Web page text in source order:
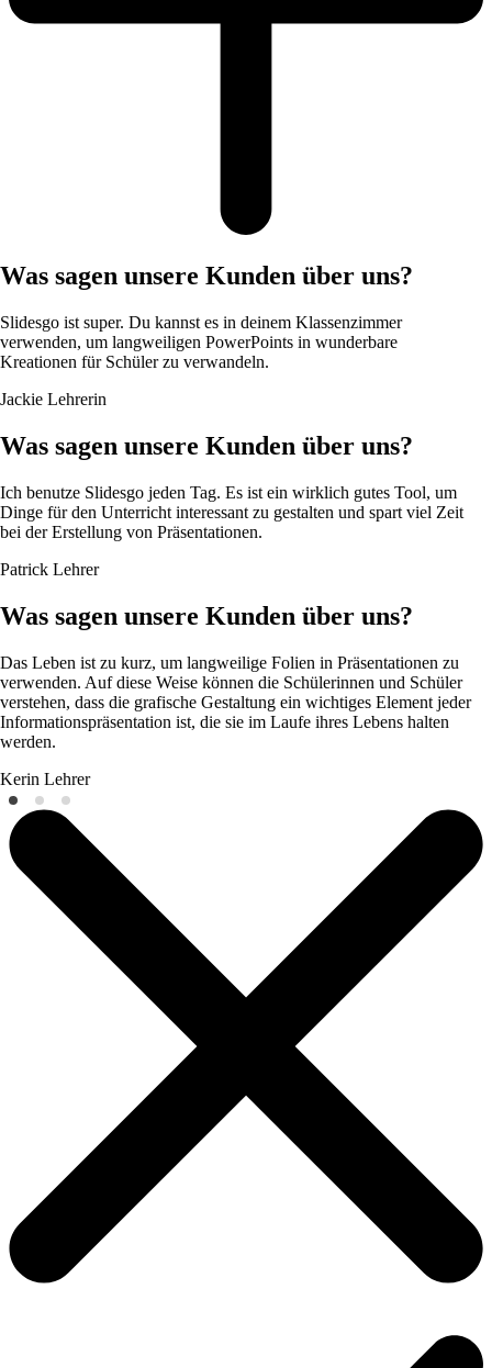
Was sagen unsere Kunden über uns?
Slidesgo ist super. Du kannst es in deinem Klassenzimmer
verwenden, um langweiligen PowerPoints in wunderbare
Kreationen für Schüler zu verwandeln.
Jackie Lehrerin
Was sagen unsere Kunden über uns?
Ich benutze Slidesgo jeden Tag. Es ist ein wirklich gutes Tool, um
Dinge für den Unterricht interessant zu gestalten und spart viel Zeit
bei der Erstellung von Präsentationen.
Patrick Lehrer
Was sagen unsere Kunden über uns?
Das Leben ist zu kurz, um langweilige Folien in Präsentationen zu
verwenden. Auf diese Weise können die Schülerinnen und Schüler
verstehen, dass die grafische Gestaltung ein wichtiges Element jeder
Informationspräsentation ist, die sie im Laufe ihres Lebens halten
werden.
Kerin Lehrer